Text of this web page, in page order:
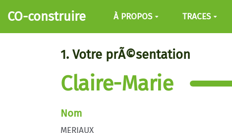
Aller au contenu principal
CO-construire À PROPOS TRACES
1. Votre prÃ©sentation
Claire-Marie
Nom
MERIAUX